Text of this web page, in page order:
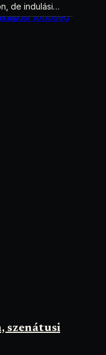
de indulási
szenátusi